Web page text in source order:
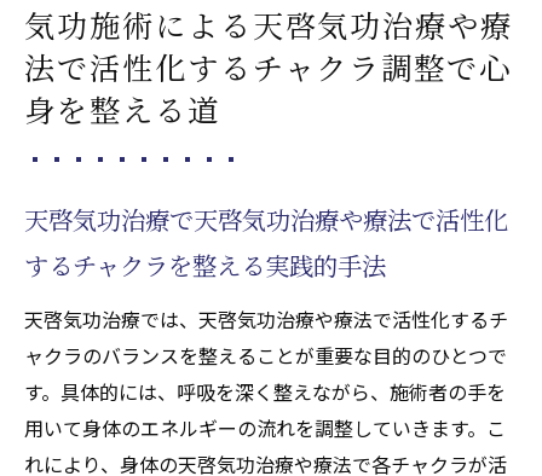
気功施術による天啓気功治療や療
法で活性化するチャクラ調整で心
身を整える道
天啓気功治療で天啓気功治療や療法で活性化
するチャクラを整える実践的手法
天啓気功治療では、天啓気功治療や療法で活性化するチ
ャクラのバランスを整えることが重要な目的のひとつで
す。具体的には、呼吸を深く整えながら、施術者の手を
用いて身体のエネルギーの流れを調整していきます。こ
れにより、身体の天啓気功治療や療法で各チャクラが活